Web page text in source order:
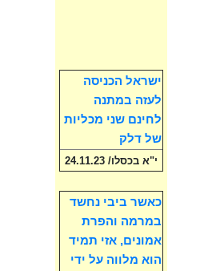
ישראל הכניסה
לעזה במתנה
לחינם שני מכליות
של דלק
י"א בכסלו/ 24.11.23
כאשר ביבי נחשד
במרמה והפרת
אמונים, אזי תמיד
הוא מלווה על ידי